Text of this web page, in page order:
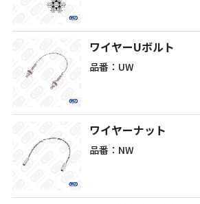
ワイヤーUボルト
品番：UW
ワイヤーナット
品番：NW